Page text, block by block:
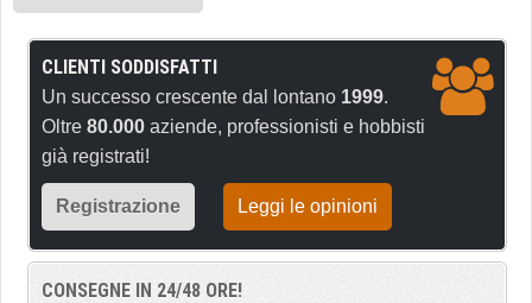
CLIENTI SODDISFATTI
Un successo crescente dal lontano 1999.
Oltre 80.000 aziende, professionisti e hobbisti
già registrati!
Registrazione Leggi le opinioni
CONSEGNE IN 24/48 ORE!